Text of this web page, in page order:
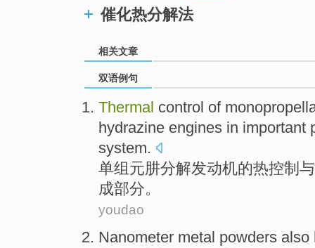
催化热分解法
相关文章
双语例句
Thermal control of
hydrazine engines in important
system.
单组 元肼分解发动机的热控制
成部分。
youdao
Nanometer metal powders also